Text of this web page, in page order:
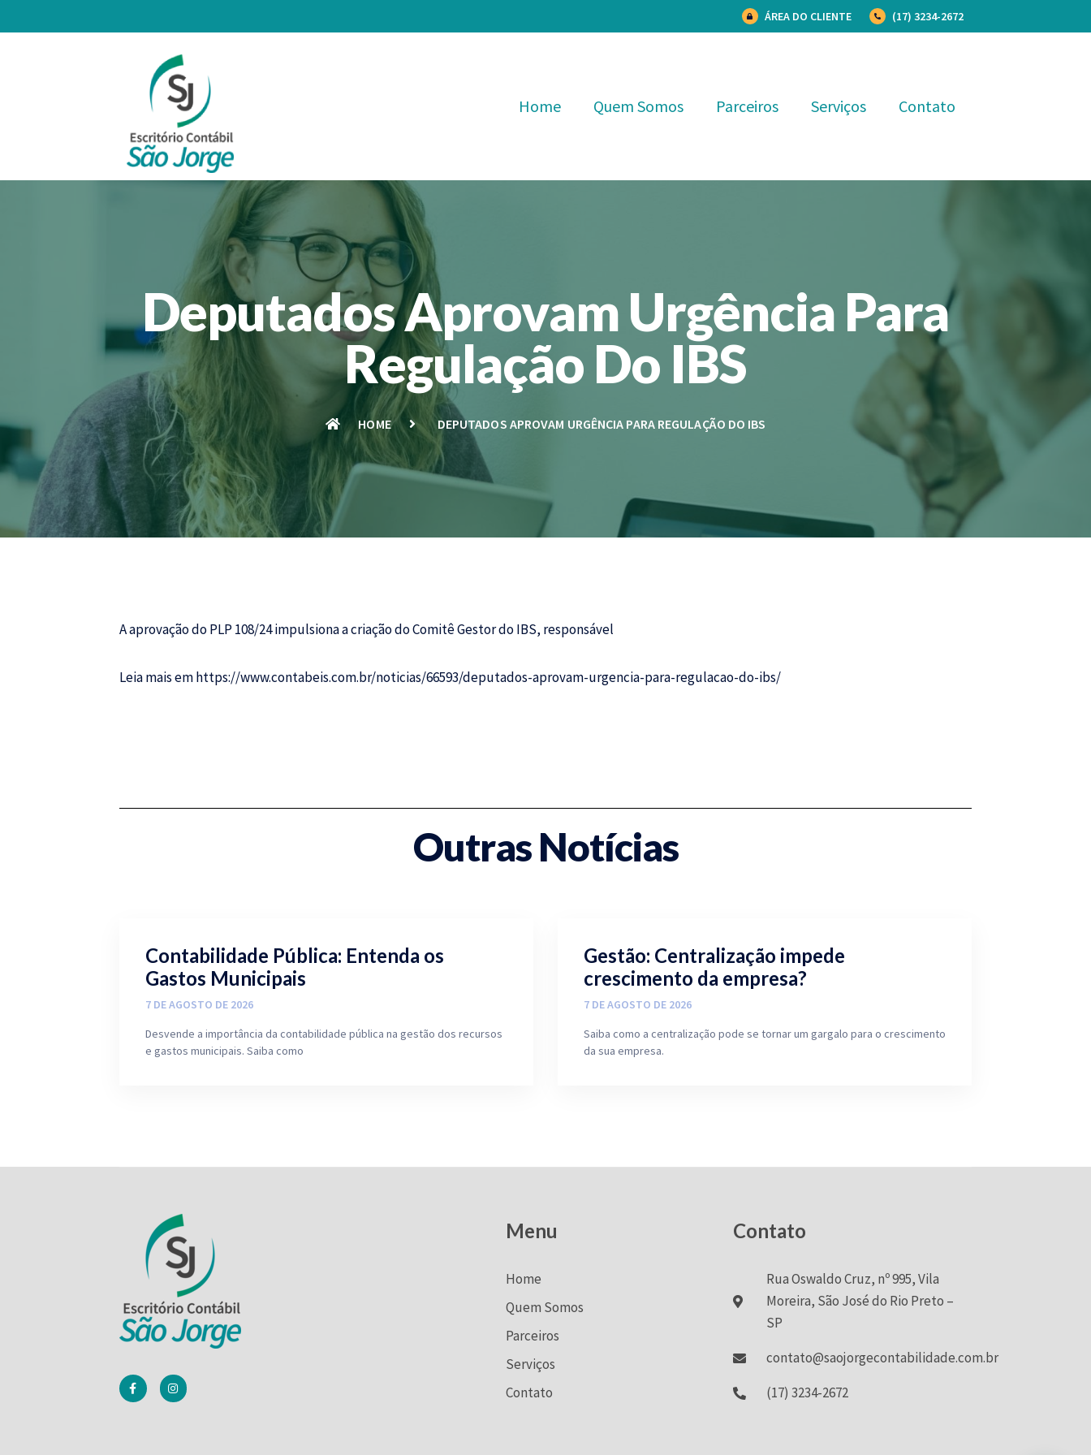
ÁREA DO CLIENTE (17) 3234-2672
Home Quem Somos Parceiros Serviços Contato
Deputados Aprovam Urgência Para
Regulação Do IBS
HOME DEPUTADOS APROVAM URGÊNCIA PARA REGULAÇÃO DO IBS
A aprovação do PLP 108/24 impulsiona a criação do Comitê Gestor doIBS, responsável
Leia mais emhttps://www.contabeis.com.br/noticias/66593/deputados-aprovam-urgencia-para-regulacao-do-ibs/
Outras Notícias
Contabilidade Pública: Entenda os
Gastos Municipais
7 DE AGOSTO DE 2026
Desvende a importância da contabilidade pública na gestão dos recursos
e gastos municipais. Saiba como
Gestão: Centralização impede
crescimento da empresa?
7 DE AGOSTO DE 2026
Saiba como a centralização pode se tornar um gargalo para o crescimento
da sua empresa.
Menu
Home
Quem Somos
Parceiros
Serviços
Contato
Contato
Rua Oswaldo Cruz, nº 995, Vila
Moreira, São José do Rio Preto –
SP
contato@saojorgecontabilidade.com.br
(17) 3234-2672